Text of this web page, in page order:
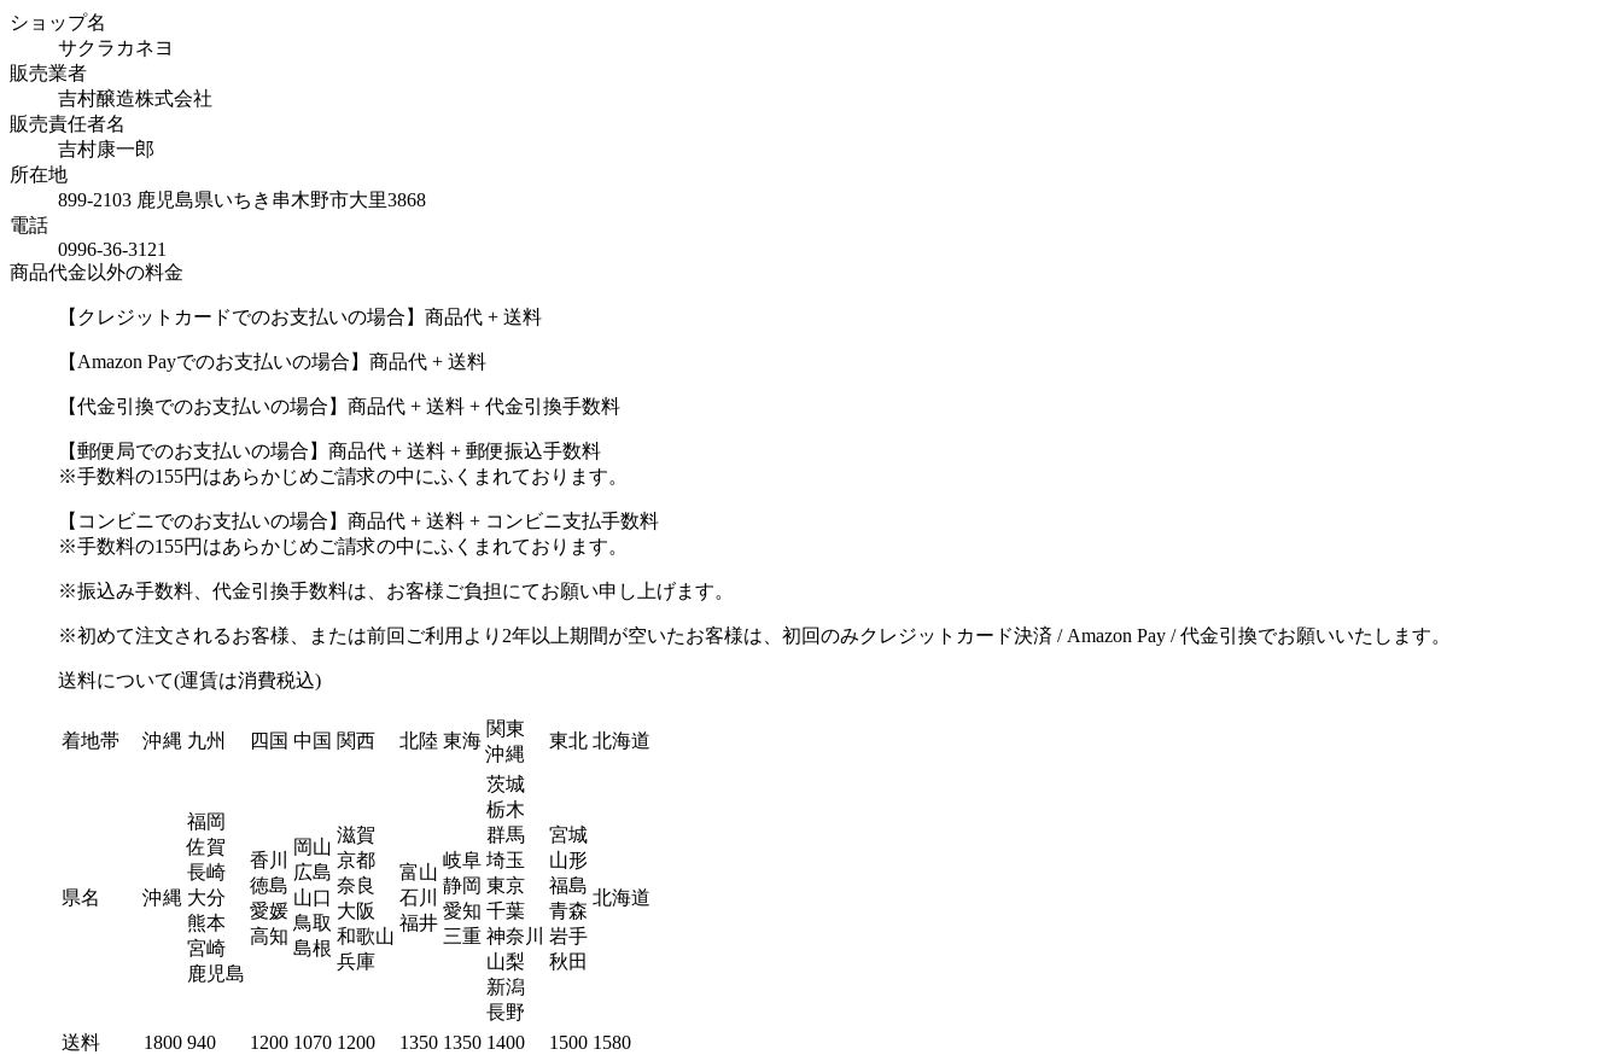
ショップ名
サクラカネヨ
販売業者
吉村醸造株式会社
販売責任者名
吉村康一郎
所在地
899-2103 鹿児島県いちき串木野市大里3868
電話
0996-36-3121
商品代金以外の料金
【クレジットカードでのお支払いの場合】商品代 + 送料
【Amazon Payでのお支払いの場合】商品代 + 送料
【代金引換でのお支払いの場合】商品代 + 送料 + 代金引換手数料
【郵便局でのお支払いの場合】商品代 + 送料 + 郵便振込手数料
※手数料の155円はあらかじめご請求の中にふくまれております。
【コンビニでのお支払いの場合】商品代 + 送料 + コンビニ支払手数料
※手数料の155円はあらかじめご請求の中にふくまれております。
※振込み手数料、代金引換手数料は、お客様ご負担にてお願い申し上げます。
※初めて注文されるお客様、または前回ご利用より2年以上期間が空いたお客様は、初回のみクレジットカード決済 / Amazon Pay / 代金引換でお願いいたします。
送料について(運賃は消費税込)
着地帯 沖縄 九州 四国 中国 関西 北陸 東海
関東
沖縄
東北 北海道
県名 沖縄
福岡
佐賀
長崎
大分
熊本
宮崎
鹿児島
香川
徳島
愛媛
高知
岡山
広島
山口
鳥取
島根
滋賀
京都
奈良
大阪
和歌山
兵庫
富山
石川
福井
岐阜
静岡
愛知
三重
茨城
栃木
群馬
埼玉
東京
千葉
神奈川
山梨
新潟
長野
宮城
山形
福島
青森
岩手
秋田
北海道
送料 1800 940 1200 1070 1200 1350 1350 1400 1500 1580